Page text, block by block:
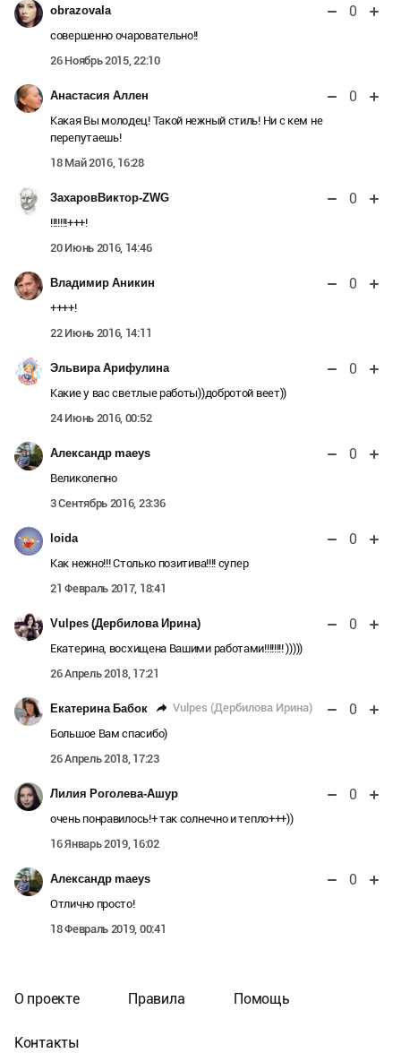
obrazovala 0
совершенно очаровательно!!
26 Ноябрь 2015, 22:10
Анастасия Аллен 0
Какая Вы молодец! Такой нежный стиль! Ни с кем не
перепутаешь!
18 Май 2016, 16:28
ЗахаровВиктор-ZWG 0
!!!!!!!+++!
20 Июнь 2016, 14:46
Владимир Аникин 0
++++!
22 Июнь 2016, 14:11
Эльвира Арифулина 0
Какие у вас светлые работы))добротой веет))
24 Июнь 2016, 00:52
Александр maeys 0
Великолепно
3 Сентябрь 2016, 23:36
loida 0
Как нежно!!! Столько позитива!!!! супер
21 Февраль 2017, 18:41
Vulpes (Дербилова Ирина) 0
Екатерина, восхищена Вашими работами!!!!!!!! )))))
26 Апрель 2018, 17:21
Екатерина Бабок Vulpes (Дербилова Ирина) 0
Большое Вам спасибо)
26 Апрель 2018, 17:23
Лилия Роголева-Ашур 0
очень понравилось!+ так солнечно и тепло+++))
16 Январь 2019, 16:02
Александр maeys 0
Отлично просто!
18 Февраль 2019, 00:41
О проекте Правила Помощь
Контакты